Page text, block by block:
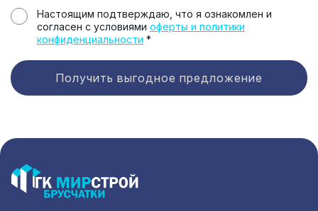
Настоящим подтверждаю, что я ознакомлен и
согласен с условиями оферты и политики
конфиденциальности *
Получить выгодное предложение